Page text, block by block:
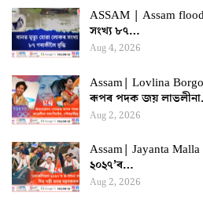
ASSAM | Assam
সংখ্য ৮৭…
Aug 4, 2026
Assam| Lovlina
ৰূপৰ পদক জয়
Aug 2, 2026
Assam| Jayanta
২০২৭’ৰ…
Aug 2, 2026